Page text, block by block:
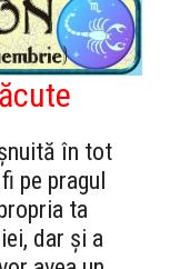
în tot
pe pragul
ta
dar și a